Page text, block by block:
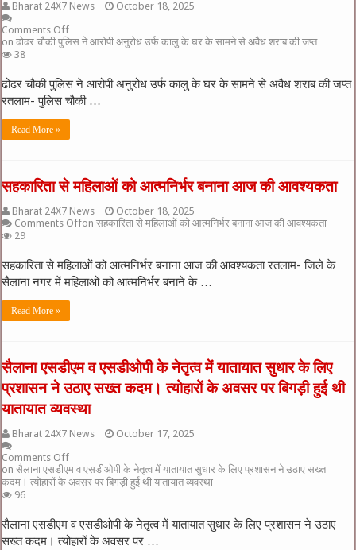
Bharat 24X7 News
October 18, 2025
Comments Off
on ढोढर चौकी पुलिस ने आरोपी अनुरोध उर्फ कालु के घर के सामने से अवैध शराब की जप्त
38
ढोढर चौकी पुलिस ने आरोपी अनुरोध उर्फ कालु के घर के सामने से अवैध शराब की जप्त
रतलाम- पुलिस चौकी …
Read More »
सहकारिता से महिलाओं को आत्मनिर्भर बनाना आज की आवश्यकता
Bharat 24X7 News
October 18, 2025
Comments Offon सहकारिता से महिलाओं को आत्मनिर्भर बनाना आज की आवश्यकता
29
सहकारिता से महिलाओं को आत्मनिर्भर बनाना आज की आवश्यकता रतलाम- जिले के
सैलाना नगर में महिलाओं को आत्मनिर्भर बनाने के …
Read More »
सैलाना एसडीएम व एसडीओपी के नेतृत्व में यातायात सुधार के लिए
प्रशासन ने उठाए सख्त कदम। त्योहारों के अवसर पर बिगड़ी हुई थी
यातायात व्यवस्था
Bharat 24X7 News
October 17, 2025
Comments Off
on सैलाना एसडीएम व एसडीओपी के नेतृत्व में यातायात सुधार के लिए प्रशासन ने उठाए सख्त
कदम। त्योहारों के अवसर पर बिगड़ी हुई थी यातायात व्यवस्था
96
सैलाना एसडीएम व एसडीओपी के नेतृत्व में यातायात सुधार के लिए प्रशासन ने उठाए
सख्त कदम। त्योहारों के अवसर पर …